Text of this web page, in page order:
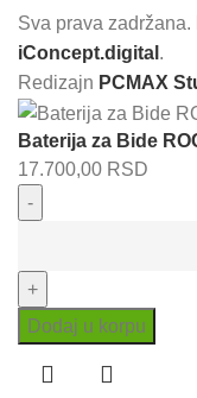
Sva prava zadržana.
iConcept.digital .
Redizajn PCMAX
Baterija za Bide
17.700,00 RSD
Bide
ROCA
količina
Dodaj u korpu